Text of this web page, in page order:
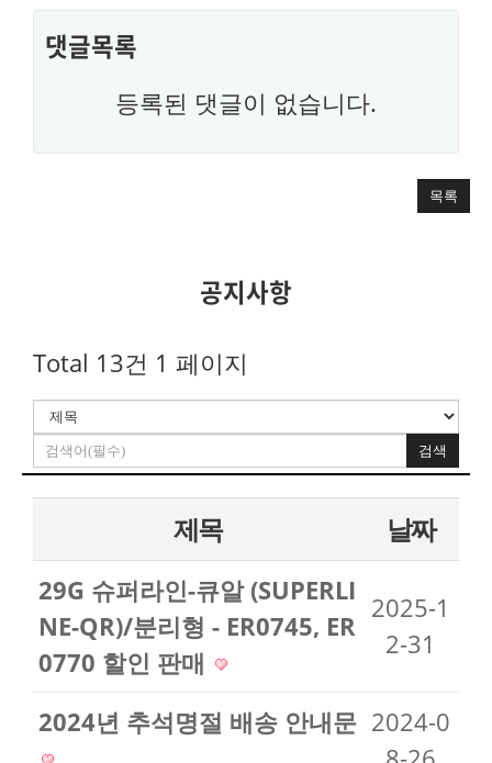
댓글목록
등록된 댓글이 없습니다.
목록
공지사항
Total 13건 1 페이지
검색
제목 날짜
29G 슈퍼라인-큐알 (SUPERLI
NE-QR)/분리형 - ER0745, ER
0770 할인 판매
2025-1
2-31
2024년 추석명절 배송 안내문 2024-0